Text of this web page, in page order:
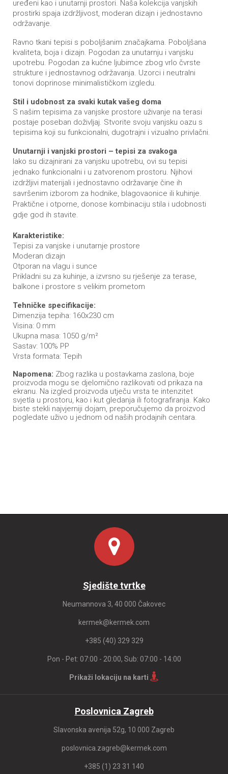
uređeni kao i unutarnji prostori. Naša kolekcija vanjskih
prostirki spaja izdržljivost, moderan dizajn i jednostavno
održavanje.
Ravno tkani tepisi s poboljšanim značajkama. Poboljšana
kvaliteta, boja i dizajn. Pogodan za unutarnju i vanjsku
upotrebu. Pogodan za kućne ljubimce zbog vrlo čvrste
strukture i jednostavnog održavanja. Uzorci i neutralni
tonovi doprinose minimalističkom izgledu.
Stil i udobnost za svaki kutak vašeg doma
S našim tepisima za vanjske prostore uživanje na terasi
postaje poseban doživljaj. Stvorite svoju vanjsku oazu s
tepisima koji su funkcionalni, dugotrajni i vizualno privlačni.
Unutarnji i vanjski prostori – tepisi za svakoga
Iako su dizajnirani za vanjsku upotrebu, ovi su tepisi
jednako funkcionalni i u zatvorenom prostoru. Njihovi
izdržljivi materijali i jednostavno održavanje čine ih
savršenim izborom za hodnike, blagovaonice ili kuhinje.
Praktične i otporne, donose kombinaciju stila i udobnosti
gdje god ih stavite.
Karakteristike:
Tepisi za vanjske i unutarnje prostore
Moderan dizajn
Otporan na vlagu i sunce
Prikladni su za kuhinje, a izvrsno su rješenje za terase,
balkone i prostore s velikim prometom
Tehničke specifikacije:
Dimenzija tepiha: 160x230 cm
Visina: 0 mm
Ukupna masa: 1050 g/m²
Sastav: 100% PP
Vrsta formata: Tepih
Napomena: Zbog razlika u postavkama zaslona, boje
proizvoda mogu se djelomično razlikovati od prikaza na
ekranu. Na izgled proizvoda utječu vrsta te intenzitet
svjetla u prostoru, kao i kut gledanja ili fotografiranja. Kako
biste stekli najvjerniji dojam, preporučujemo da proizvod
pogledate uživo u jednom od naših prodajnih centara.
Sjedište tvrtke
Neumannova 3, 40 000 Čakovec
kermek@kermek.com
+385 (40) 329 329
Pon - Pet: 07:00 - 20:00, Sub: 07:00 - 14:00
Prikaži lokaciju na karti
Poslovnica Zagreb
Slavonska avenija 52g, 10 000 Zagreb
poslovnica.zagreb@kermek.com
+385 (1) 23 31 140